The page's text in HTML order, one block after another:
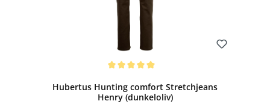
Hubertus Hunting comfort Stretchjeans
Henry (dunkeloliv)